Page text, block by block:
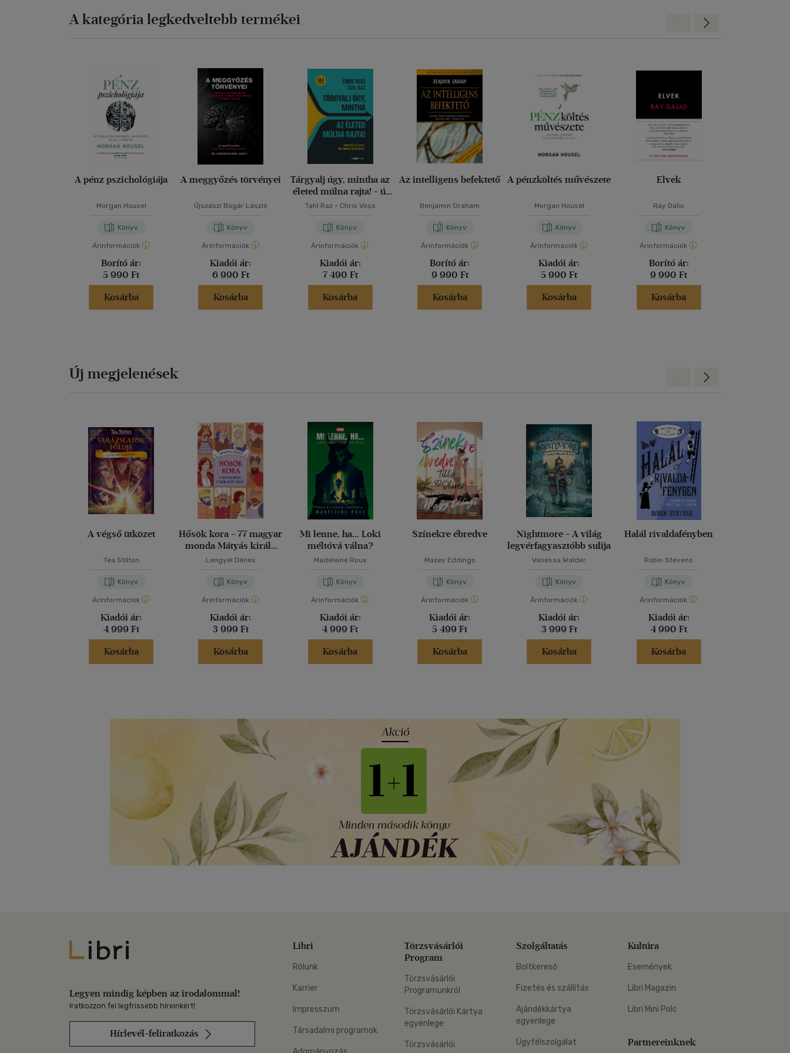
A kategória legkedveltebb termékei
A pénz pszichológiája
Morgan Housel
Könyv
Árinformációk
Borító ár:
5 990 Ft
Kosárba
A meggyőzés törvényei
Újszászi Bogár László
Könyv
Árinformációk
Kiadói ár:
6 990 Ft
Kosárba
Tárgyalj úgy, mintha az
életed múlna rajta! - új
kiadás
Tahl Raz- Chris Voss
Könyv
Árinformációk
Kiadói ár:
7 490 Ft
Kosárba
Az intelligens befektető
Benjamin Graham
Könyv
Árinformációk
Borító ár:
9 990 Ft
Kosárba
A pénzköltés művészete
Morgan Housel
Könyv
Árinformációk
Kiadói ár:
5 990 Ft
Kosárba
Elvek
Ray Dalio
Könyv
Árinformációk
Borító ár:
9 990 Ft
Kosárba
Előre
Új megjelenések
A végső ütközet
Tea Stilton
Könyv
Árinformációk
Kiadói ár:
4 999 Ft
Kosárba
Hősök kora - 77 magyar
monda Mátyás király
korától 1848-ig
Lengyel Dénes
Könyv
Árinformációk
Kiadói ár:
3 999 Ft
Kosárba
Mi lenne, ha... Loki
méltóvá válna?
Madeleine Roux
Könyv
Árinformációk
Kiadói ár:
4 999 Ft
Kosárba
Színekre ébredve
Mazey Eddings
Könyv
Árinformációk
Kiadói ár:
5 499 Ft
Kosárba
Nightmore - A világ
legvérfagyasztóbb sulija
Vanessa Walder
Könyv
Árinformációk
Kiadói ár:
3 999 Ft
Kosárba
Halál rivaldafényben
Robin Stevens
Könyv
Árinformációk
Kiadói ár:
4 990 Ft
Kosárba
Előre
Libri
Legyen mindig képben az irodalommal!
Iratkozzon fel legfrissebb híreinkért!
Hírlevél-feliratkozás
Libri
Rólunk
Karrier
Impresszum
Társadalmi programok
Törzsvásárlói
Program
Törzsvásárlói
Programunkról
Törzsvásárlói Kártya
egyenlege
Törzsvásárlói
Szolgáltatás
Boltkereső
Fizetés és szállítás
Ajándékkártya
egyenlege
Ügyfélszolgálat
Kultúra
Események
Libri Magazin
Libri Mini Polc
Partnereinknek